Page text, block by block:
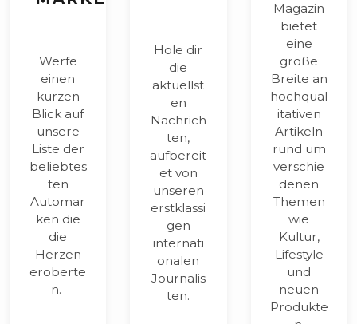
kurzen
Blick auf
unsere
Liste der
beliebtes
ten
Automar
ken die
die
Herzen
eroberte
n.
aktuellst
en
Nachrich
ten,
aufbereit
et von
unseren
erstklassi
gen
internati
onalen
Journalis
ten.
eine
große
Breite an
hochqual
itativen
Artikeln
rund um
verschie
denen
Themen
wie
Kultur,
Lifestyle
und
neuen
Produkte
n.